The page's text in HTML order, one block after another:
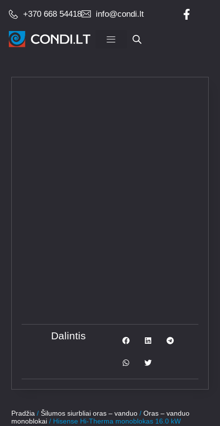
+370 668 54418 info@condi.lt
Pradžia / Šilumos siurbliai oras – vanduo / Oras – vanduo
monoblokai / Hisense Hi-Therma monoblokas 16.0 kW
Dalintis